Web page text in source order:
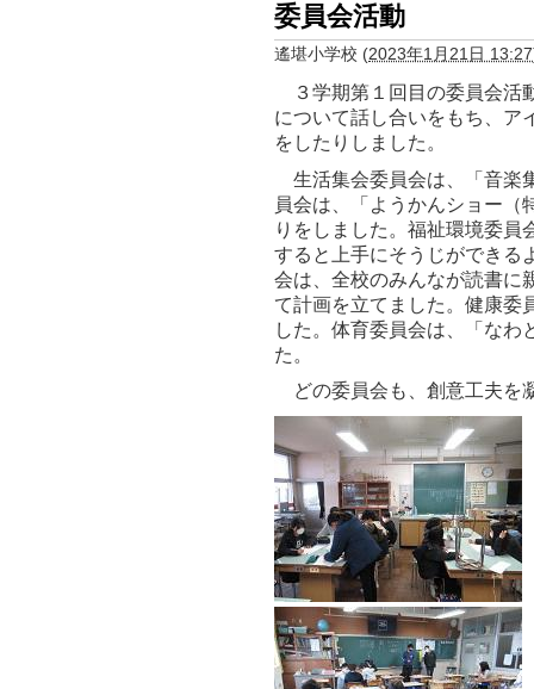
委員会活動
遙堪小学校 (2023年1月21日 13:27
３学期第１回目の委員会活
について話し合いをもち、ア
をしたりしました。
生活集会委員会は、「音楽
員会は、「ようかんショー（
りをしました。福祉環境委員
すると上手にそうじができる
会は、全校のみんなが読書に
て計画を立てました。健康委
した。体育委員会は、「なわ
た。
どの委員会も、創意工夫を